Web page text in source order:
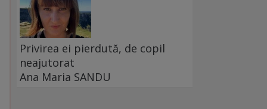
Privirea ei pierdută, de copil
neajutorat
Ana Maria SANDU